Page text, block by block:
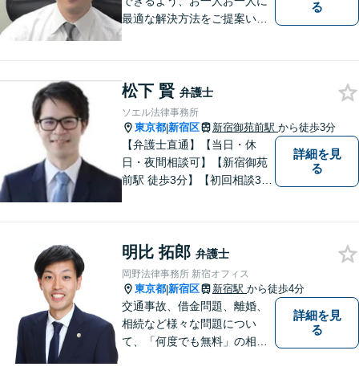
最適な解決方法をご提案いた
る
松下 賢 弁護士
ソエル法律事務所
東京都|新宿区 新宿御苑前駅 から徒歩3分
【弁護士直通】【当日・休
日・夜間相談可】【新宿御苑
前駅 徒歩3分】【初回相談30
いたします。
詳細を見
る
明比 拓郎 弁護士
岡野法律事務所 新宿オフィス
東京都|新宿区 新宿駅 から徒歩4分
交通事故、借金問題、離婚、
相続など様々な問題につい
て、「何度でも無料」の相談
詳細を見
る